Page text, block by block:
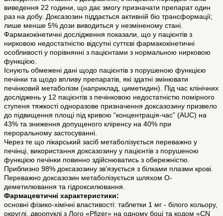
виведення 22 години, що дає змогу призначати препарат один
раз на добу. Доксазозин піддається активній біо трансформації;
лише менше 5% дози виводиться у незміненому стані.
Фармакокінетичні дослідження показали, що у пацієнтів з
нирковою недостатністю відсутні суттєві фармакокінетичні
особливості у порівнянні з пацієнтами з нормальною нирковою
функцією.
Існують обмежені дані щодо пацієнтів з порушеною функцією
печінки та щодо впливу препаратів, які здатні змінювати
печінковий метаболізм (наприклад, циметидин). Під час клінічних
досліджень у 12 пацієнтів з печінковою недостатністю помірного
ступеня тяжкості одноразове призначення доксазозину призвело
до підвищення площі під кривою “концентрація-час” (AUC) на
43% та зниження допущеного кліренсу на 40% при
пероральному застосуванні.
Через те що лікарський засіб метаболізується переважно у
печінці, використання доксазозину у пацієнтів з порушеною
функцією печінки повинно здійснюватись з обережністю.
Приблизно 98% доксазозину зв’язується з білками плазми крові.
Переважно доксазозин метаболізується шляхом О-
деметилювання та гідроксилювання.
Фармацевтичні характеристики:
основні фізико-хімічні властивості: таблетки 1 мг - білого кольору,
округлі, двоопуклі з Лого «Pfizer» на одному боці та кодом «CN